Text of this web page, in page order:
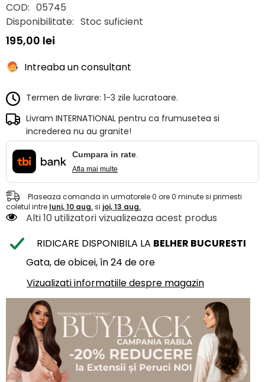
COD: 05745
Disponibilitate: Stoc suficient
195,00 lei
Intreaba un consultant
Termen de livrare: 1-3 zile lucratoare.
Livram INTERNATIONAL pentru ca frumusetea si
increderea nu au granite!
Cumpara in rate.
Afla mai multe
Plaseaza comanda in urmatorele0 ore0 minutesi primesti
coletul intre luni, 10 aug.si joi, 13 aug.
Alti 10 utilizatori vizualizeaza acest produs
RIDICARE DISPONIBILA LA BELHER BUCURESTI
Gata, de obicei, în 24 de ore
Vizualizati informatiile despre magazin